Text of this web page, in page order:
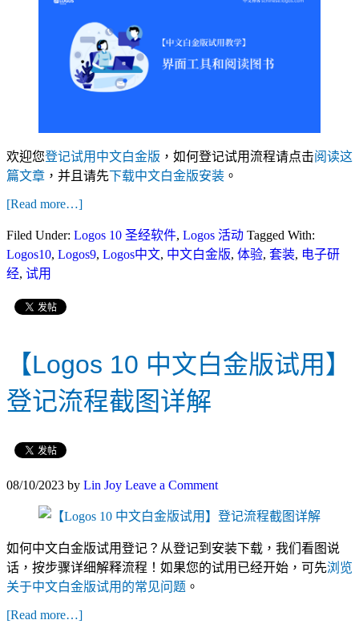
欢迎您登记试用中文白金版 ，如何登记试用流程请点击阅读这
篇文章 ，并且请先下载中文白金版安装 。
[Read more…]
Filed Under: Logos 10 圣经软件, Logos 活动 Tagged With:
Logos10, Logos9, Logos中文, 中文白金版, 体验, 套装, 电子研
经, 试用
【Logos 10 中文白金版试用】
登记流程截图详解
08/10/2023 by Lin Joy Leave a Comment
如何中文白金版试用登记？从登记到安装下载，我们看图说
话，按步骤详细解释流程！如果您的试用已经开始，可先浏览
关于中文白金版试用的常见问题 。
[Read more…]